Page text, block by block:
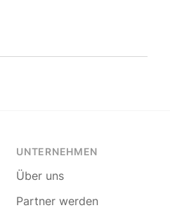
UNTERNEHMEN
Über uns
Partner werden